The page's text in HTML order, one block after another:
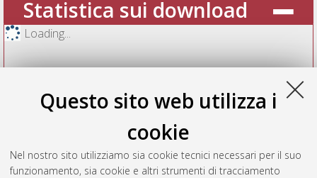
Questo sito web utilizza i
cookie
Nel nostro sito utilizziamo sia cookie tecnici necessari per il suo
funzionamento, sia cookie e altri strumenti di tracciamento
Statistica sui download
Loading...